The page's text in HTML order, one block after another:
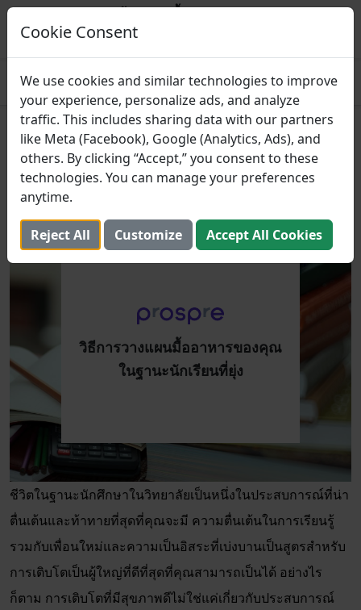
Prospre: ผู้วางแผนมื้ออาหาร
แผนอาหารตามมาโคร
วิธีการวางแผนมื้ออาหารของคุณ
ในฐานะนักเรียนที่ยุ่ง
9 ธันวาคม 2021 (อัปเดต: 2 สิงหาคม 2025)
วิธีการวางแผนมื้ออาหารของคุณ
ในฐานะนักเรียนที่ยุ่ง
ชีวิตในฐานะนักศึกษาในวิทยาลัยเป็นหนึ่งในประสบการณ์ที่น่า
ตื่นเต้นและท้าทายที่สุดที่คุณจะมี ความตื่นเต้นในการเรียนรู้
รวมกับเพื่อนใหม่และความเป็นอิสระที่เบ่งบานเป็นสูตรสำหรับ
การเติบโตเป็นผู้ใหญ่ที่ดีที่สุดที่คุณสามารถเป็นได้ อย่างไร
ก็ตาม การเติบโตที่มีสุขภาพดีไม่ใช่แค่เกี่ยวกับประสบการณ์
Cookie Consent
We use cookies and similar technologies to improve
your experience, personalize ads, and analyze
traffic. This includes sharing data with our partners
like Meta (Facebook), Google (Analytics, Ads), and
others. By clicking “Accept,” you consent to these
technologies. You can manage your preferences
anytime.
Reject All Customize Accept All Cookies